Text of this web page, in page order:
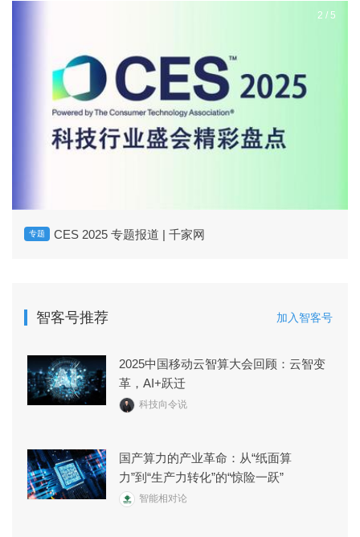
专题 CES 2025 专题报道 | 千家网
2 / 5
智客号推荐 加入智客号
2025中国移动云智算大会回顾：云智变
革，AI+跃迁
科技向令说
国产算力的产业革命：从“纸面算
力”到“生产力转化”的“惊险一跃”
智能相对论